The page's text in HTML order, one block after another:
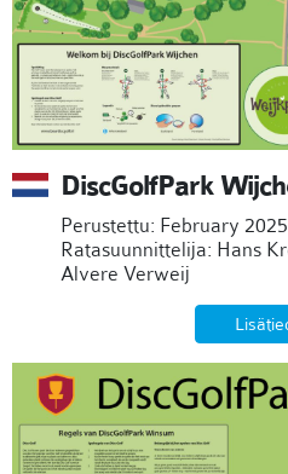
DiscGolfPark
Perustettu: February 2025
Ratasuunnittelija: Hans
Alvere Verweij